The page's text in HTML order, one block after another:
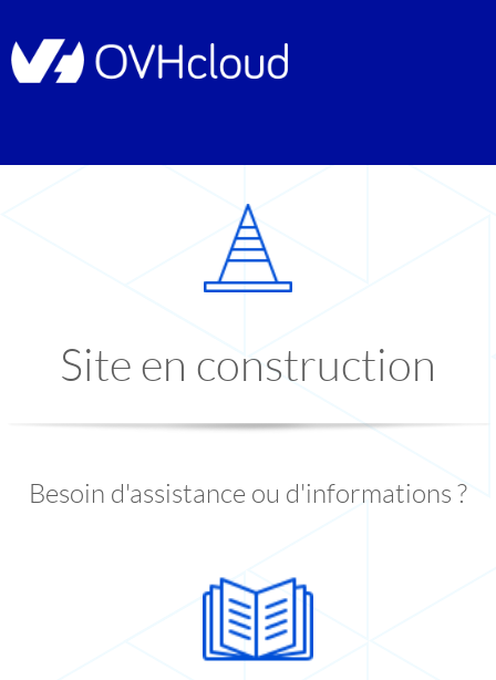
Site en construction
Besoin d'assistance ou d'informations ?